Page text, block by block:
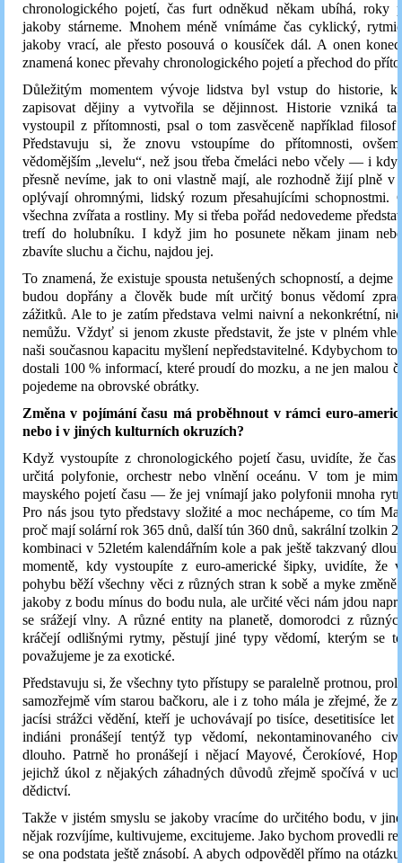
chronologického pojetí, čas furt odněkud někam ubíhá, roky
jakoby stárneme. Mnohem méně vnímáme čas cyklický,
jakoby vrací, ale přesto posouvá o kousíček dál. A onen
znamená konec převahy chronologického pojetí a přechod do
Důležitým momentem vývoje lidstva byl vstup do historie,
zapisovat dějiny a vytvořila se dějinnost. Historie vzniká
vystoupil z přítomnosti, psal o tom zasvěceně například filosof
Představuju si, že znovu vstoupíme do přítomnosti,
vědomějším „levelu“, než jsou třeba čmeláci nebo včely — i
přesně nevíme, jak to oni vlastně mají, ale rozhodně žijí plně v
oplývají ohromnými, lidský rozum přesahujícími schopnostmi.
všechna zvířata a rostliny. My si třeba pořád nedovedeme
trefí do holubníku. I když jim ho posunete někam jinam
zbavíte sluchu a čichu, najdou jej.
To znamená, že existuje spousta netušených schopností, a dejme
budou dopřány a člověk bude mít určitý bonus vědomí
zážitků. Ale to je zatím představa velmi naivní a nekonkrétní,
nemůžu. Vždyť si jenom zkuste představit, že jste v plném
naši současnou kapacitu myšlení nepředstavitelné. Kdybychom
dostali 100 % informací, které proudí do mozku, a ne jen malou
pojedeme na obrovské obrátky.
Změna v pojímání času má proběhnout v rámci euro-
nebo i v jiných kulturních okruzích?
Když vystoupíte z chronologického pojetí času, uvidíte, že čas
určitá polyfonie, orchestr nebo vlnění oceánu. V tom je
mayského pojetí času — že jej vnímají jako polyfonii mnoha
Pro nás jsou tyto představy složité a moc nechápeme, co tím
proč mají solární rok 365 dnů, další tún 360 dnů, sakrální tzolkin
kombinaci v 52letém kalendářním kole a pak ještě takzvaný
momentě, kdy vystoupíte z euro-americké šipky, uvidíte, že
pohybu běží všechny věci z různých stran k sobě a myke změně
jakoby z bodu mínus do bodu nula, ale určité věci nám jdou
se srážejí vlny. A různé entity na planetě, domorodci z
kráčejí odlišnými rytmy, pěstují jiné typy vědomí, kterým se
považujeme je za exotické.
Představuju si, že všechny tyto přístupy se paralelně protnou,
samozřejmě vím starou bačkoru, ale i z toho mála je zřejmé, že
jacísi strážci vědění, kteří je uchovávají po tisíce, desetitisíce
indiáni pronášejí tentýž typ vědomí, nekontaminovaného
dlouho. Patrně ho pronášejí i nějací Mayové, Čerokíové,
jejichž úkol z nějakých záhadných důvodů zřejmě spočívá v
dědictví.
Takže v jistém smyslu se jakoby vracíme do určitého bodu, v
nějak rozvíjíme, kultivujeme, excitujeme. Jako bychom provedli
se ona podstata ještě znásobí. A abych odpověděl přímo na